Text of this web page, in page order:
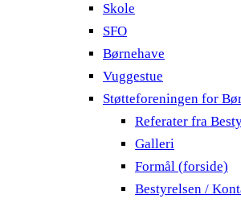
Skole
SFO
Børnehave
Vuggestue
Støtteforeningen for
Referater fra
Galleri
Formål (forside)
Bestyrelsen /